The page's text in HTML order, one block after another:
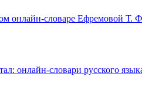
онлайн-словаре Ефремовой Т.
онлайн-словари русского